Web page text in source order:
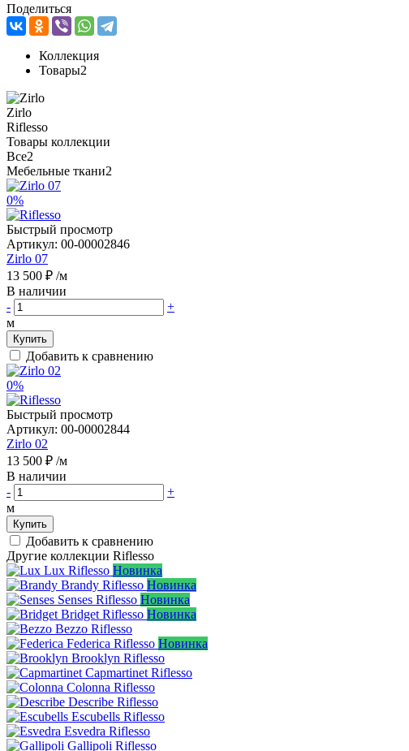
Поделиться
Коллекция
Товары2
Zirlo
Riflesso
Товары коллекции
Все2
Мебельные ткани2
0%
Быстрый просмотр
Артикул: 00-00002846
Zirlo 07
13 500 ₽ /м
В наличии
-
+
м
Купить
Добавить к сравнению
0%
Быстрый просмотр
Артикул: 00-00002844
Zirlo 02
13 500 ₽ /м
В наличии
-
+
м
Купить
Добавить к сравнению
Другие коллекции Riflesso
Lux Riflesso Новинка
Brandy Riflesso Новинка
Senses Riflesso Новинка
Bridget Riflesso Новинка
Bezzo Riflesso
Federica Riflesso Новинка
Brooklyn Riflesso
Capmartinet Riflesso
Colonna Riflesso
Describe Riflesso
Escubells Riflesso
Esvedra Riflesso
Gallipoli Riflesso